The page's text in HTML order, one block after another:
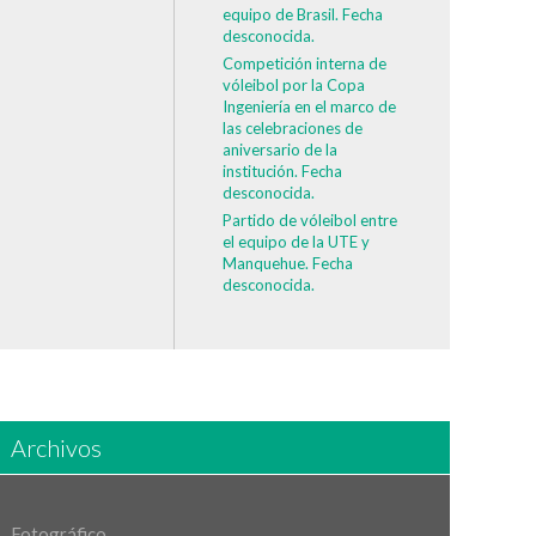
equipo de Brasil. Fecha
desconocida.
Competición interna de
vóleibol por la Copa
Ingeniería en el marco de
las celebraciones de
aniversario de la
institución. Fecha
desconocida.
Partido de vóleibol entre
el equipo de la UTE y
Manquehue. Fecha
desconocida.
Archivos